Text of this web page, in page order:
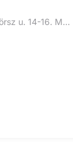
1123 Budapest, Csörsz u. 14-16. MOM Sport passzázs